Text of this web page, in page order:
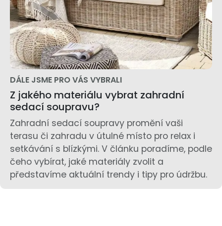
DÁLE JSME PRO VÁS VYBRALI
Z jakého materiálu vybrat zahradní
sedací soupravu?
Zahradní sedací soupravy promění vaši
terasu či zahradu v útulné místo pro relax i
setkávání s blízkými. V článku poradíme, podle
čeho vybírat, jaké materiály zvolit a
představíme aktuální trendy i tipy pro údržbu.